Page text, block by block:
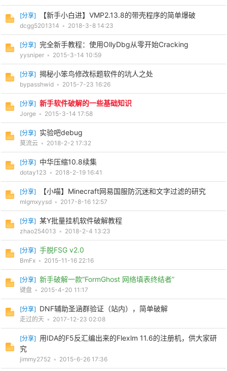
[分享] 【新手小白进】VMP2.13.8的带壳程序的简单爆破
dcgg5201314 • 2018-3-8 14:23
[分享] 完全新手教程：使用OllyDbg从零开始Cracking
yysniper • 2015-3-14 10:59
[分享] 揭秘小笨鸟修改标题软件的坑人之处
bypasshwid • 2015-7-23 16:26
[分享] 新手软件破解的一些基础知识
Jorge • 2015-3-14 17:58
[分享] 实验吧debug
莫流云 • 2018-2-2 17:32
[分享] 中华压缩10.8续集
dotay123 • 2018-2-19 16:41
[分享] 【小喵】Minecraft网易国服防沉迷和文字过滤的研究
mlgmxyysd • 2017-8-16 12:57
[分享] 某Y批量挂机软件破解教程
zhao254013 • 2018-2-4 13:23
[分享] 手脱FSG v2.0
BmFx • 2015-11-16 22:16
[分享] 新手破解一款“FormGhost 网络填表终结者”
键盘 • 2015-4-20 11:17
[分享] DNF辅助圣涵群验证（站内），简单破解
走过的天 • 2017-12-23 02:08
[分享] 用IDA的F5反汇编出来的Flexlm 11.6的注册机，供大家研
究
jimmy2752 • 2015-6-26 17:36